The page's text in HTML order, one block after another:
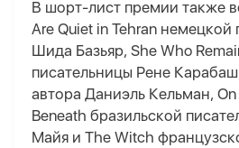
В шорт-лист премии также
Are Quiet in Tehran немецкой
Шида Базьяр, She Who
писательницы Рене
автора Даниэль Кельман, On
Beneath бразильской
Майя и The Witch